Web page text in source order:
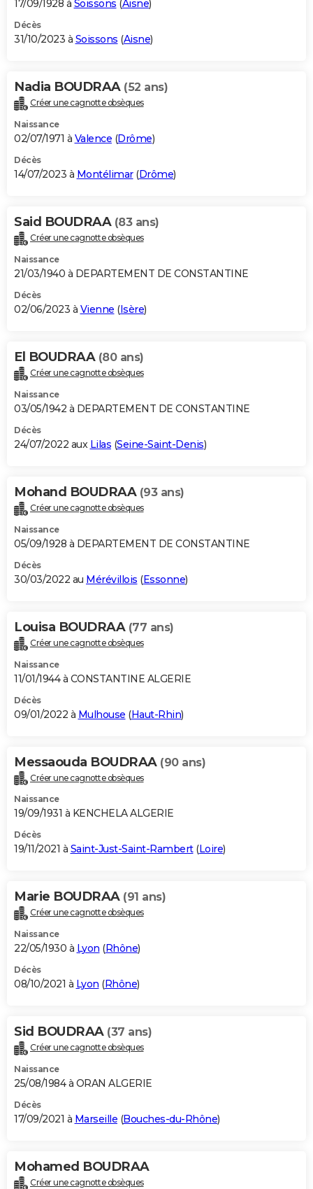
17/09/1928 à Soissons (Aisne)
Décès
31/10/2023 à Soissons (Aisne)
Nadia BOUDRAA (52 ans)
Créer une cagnotte obsèques
Naissance
02/07/1971 à Valence (Drôme)
Décès
14/07/2023 à Montélimar(Drôme)
Said BOUDRAA (83 ans)
Créer une cagnotte obsèques
Naissance
21/03/1940 à DEPARTEMENT DE CONSTANTINE
Décès
02/06/2023 à Vienne (Isère)
El BOUDRAA (80 ans)
Créer une cagnotte obsèques
Naissance
03/05/1942 à DEPARTEMENT DE CONSTANTINE
Décès
24/07/2022 aux Lilas (Seine-Saint-Denis)
Mohand BOUDRAA (93 ans)
Créer une cagnotte obsèques
Naissance
05/09/1928 à DEPARTEMENT DE CONSTANTINE
Décès
30/03/2022 au Mérévillois (Essonne)
Louisa BOUDRAA (77 ans)
Créer une cagnotte obsèques
Naissance
11/01/1944 à CONSTANTINE ALGERIE
Décès
09/01/2022 à Mulhouse (Haut-Rhin)
Messaouda BOUDRAA (90 ans)
Créer une cagnotte obsèques
Naissance
19/09/1931 à KENCHELA ALGERIE
Décès
19/11/2021 à Saint-Just-Saint-Rambert(Loire)
Marie BOUDRAA (91 ans)
Créer une cagnotte obsèques
Naissance
22/05/1930 à Lyon (Rhône)
Décès
08/10/2021 à Lyon (Rhône)
Sid BOUDRAA (37 ans)
Créer une cagnotte obsèques
Naissance
25/08/1984 à ORAN ALGERIE
Décès
17/09/2021 à Marseille (Bouches-du-Rhône)
Mohamed BOUDRAA
Créer une cagnotte obsèques